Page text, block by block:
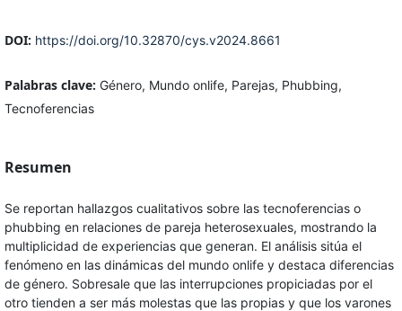
DOI: https://doi.org/10.32870/cys.v2024.8661
Palabras clave: Género, Mundo onlife, Parejas, Phubbing,
Tecnoferencias
Resumen
Se reportan hallazgos cualitativos sobre las tecnoferencias o
phubbing en relaciones de pareja heterosexuales, mostrando la
multiplicidad de experiencias que generan. El análisis sitúa el
fenómeno en las dinámicas del mundo onlife y destaca diferencias
de género. Sobresale que las interrupciones propiciadas por el
otro tienden a ser más molestas que las propias y que los varones